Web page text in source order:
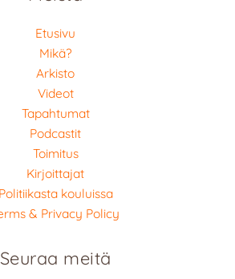
Etusivu
Mikä?
Arkisto
Videot
Tapahtumat
Podcastit
Toimitus
Kirjoittajat
Politiikasta kouluissa
& Privacy Policy
Seuraa meitä